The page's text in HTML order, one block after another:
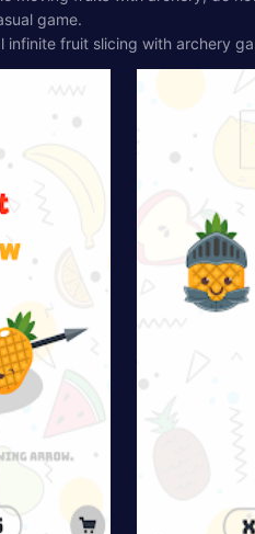
game.
infinite fruit slicing with archery